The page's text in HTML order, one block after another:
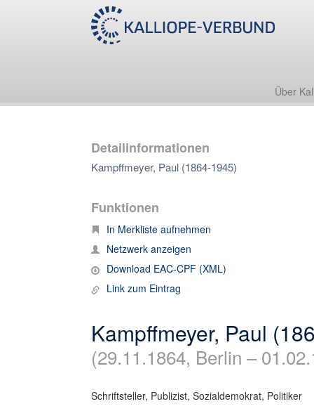
Über
Detailinformationen
Kampffmeyer, Paul (1864-1945)
Funktionen
In Merkliste aufnehmen
Netzwerk anzeigen
Download EAC-CPF (XML)
Link zum Eintrag
Kampffmeyer, Paul
(29.11.1864, Berlin –
Schriftsteller, Publizist, Sozialdemokrat, Politiker